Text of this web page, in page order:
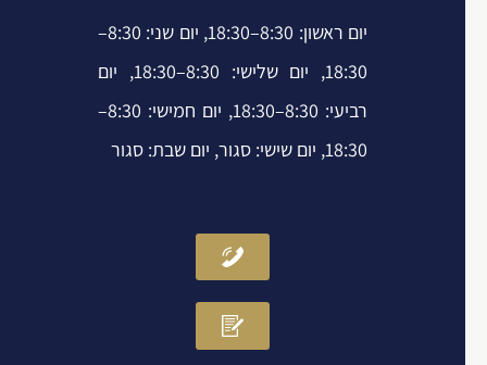
f
i
n
יום ראשון: 8:30–18:30, יום שני: 8:30–
18:30, יום שלישי: 8:30–18:30, יום
רביעי: 8:30–18:30, יום חמישי: 8:30–
18:30, יום שישי: סגור, יום שבת: סגור